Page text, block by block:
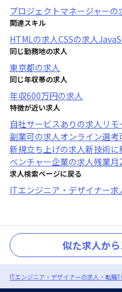
プロジェクトマネージャーの
関連スキル
HTMLの求人CSSの求人
同じ勤務地の求人
東京都の求人
同じ年収帯の求人
年収600万円の求人
特徴が近い求人
自社サービスあり の求人 リ
副業可の求人オンライン選考
新規立ち上げの求人新技術に
ベンチャー企業の求人残業月
求人検索ページに戻る
ITエンジニア・デザイナー求
似た求人か
ITエンジニア・デザイナーの求人・転職